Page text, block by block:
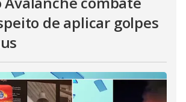
de aplicar golpes